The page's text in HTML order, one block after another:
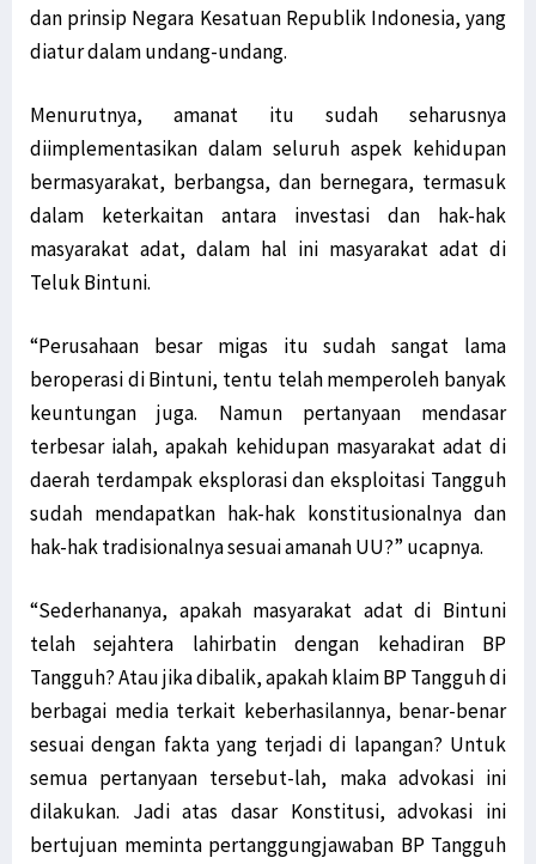
dan prinsip Negara Kesatuan Republik Indonesia, yang
diatur dalam undang-undang.
Menurutnya, amanat itu sudah seharusnya
diimplementasikan dalam seluruh aspek kehidupan
bermasyarakat, berbangsa, dan bernegara, termasuk
dalam keterkaitan antara investasi dan hak-hak
masyarakat adat, dalam hal ini masyarakat adat di
Teluk Bintuni.
“Perusahaan besar migas itu sudah sangat lama
beroperasi di Bintuni, tentu telah memperoleh banyak
keuntungan juga. Namun pertanyaan mendasar
terbesar ialah, apakah kehidupan masyarakat adat di
daerah terdampak eksplorasi dan eksploitasi Tangguh
sudah mendapatkan hak-hak konstitusionalnya dan
hak-hak tradisionalnya sesuai amanah UU?” ucapnya.
“Sederhananya, apakah masyarakat adat di Bintuni
telah sejahtera lahirbatin dengan kehadiran BP
Tangguh? Atau jika dibalik, apakah klaim BP Tangguh di
berbagai media terkait keberhasilannya, benar-benar
sesuai dengan fakta yang terjadi di lapangan? Untuk
semua pertanyaan tersebut-lah, maka advokasi ini
dilakukan. Jadi atas dasar Konstitusi, advokasi ini
bertujuan meminta pertanggungjawaban BP Tangguh